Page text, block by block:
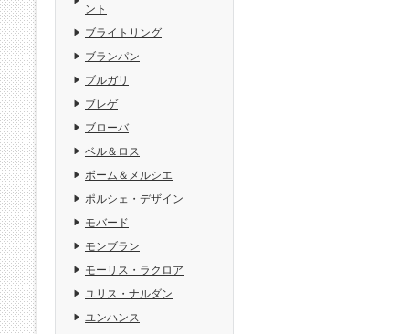
ント
ブライトリング
ブランパン
ブルガリ
ブレゲ
ブローバ
ベル＆ロス
ボーム＆メルシエ
ポルシェ・デザイン
モバード
モンブラン
モーリス・ラクロア
ユリス・ナルダン
ユンハンス